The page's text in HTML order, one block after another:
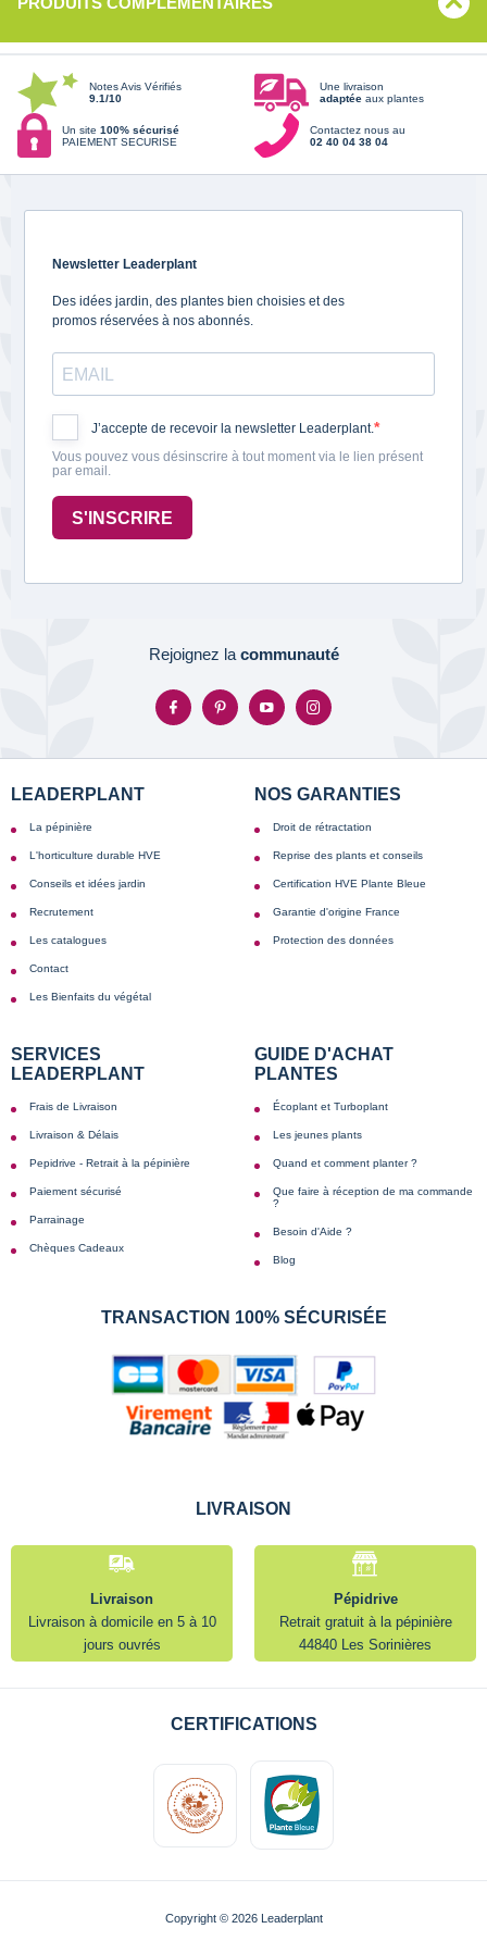
Notes Avis Vérifiés
9.1/10
Une livraison
adaptée aux plantes
Un site 100% sécurisé
PAIEMENT SECURISE
Contactez nous au
02 40 04 38 04
Newsletter Leaderplant
Des idées jardin, des plantes bien choisies et des
promos réservées à nos abonnés.
J’accepte de recevoir la newsletter Leaderplant.
Vous pouvez vous désinscrire à tout moment via le lien présent
par email.
S'INSCRIRE
Rejoignez la communauté
LEADERPLANT
La pépinière
L'horticulture durable HVE
Conseils et idées jardin
Recrutement
Les catalogues
Contact
Les Bienfaits du végétal
NOS GARANTIES
Droit de rétractation
Reprise des plants et conseils
Certification HVE Plante Bleue
Garantie d'origine France
Protection des données
SERVICES
LEADERPLANT
Frais de Livraison
Livraison & Délais
Pepidrive - Retrait à la pépinière
Paiement sécurisé
Parrainage
Chèques Cadeaux
GUIDE D'ACHAT
PLANTES
Écoplant et Turboplant
Les jeunes plants
Quand et comment planter ?
Que faire à réception de ma commande
?
Besoin d'Aide ?
Blog
TRANSACTION 100% SÉCURISÉE
LIVRAISON
Livraison
Livraison à domicile en 5 à 10
jours ouvrés
Pépidrive
Retrait gratuit à la pépinière
44840 Les Sorinières
CERTIFICATIONS
Copyright © 2026 Leaderplant